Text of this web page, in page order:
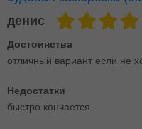
денис
Достоинства
отличный вариант если не
Недостатки
быстро кончается